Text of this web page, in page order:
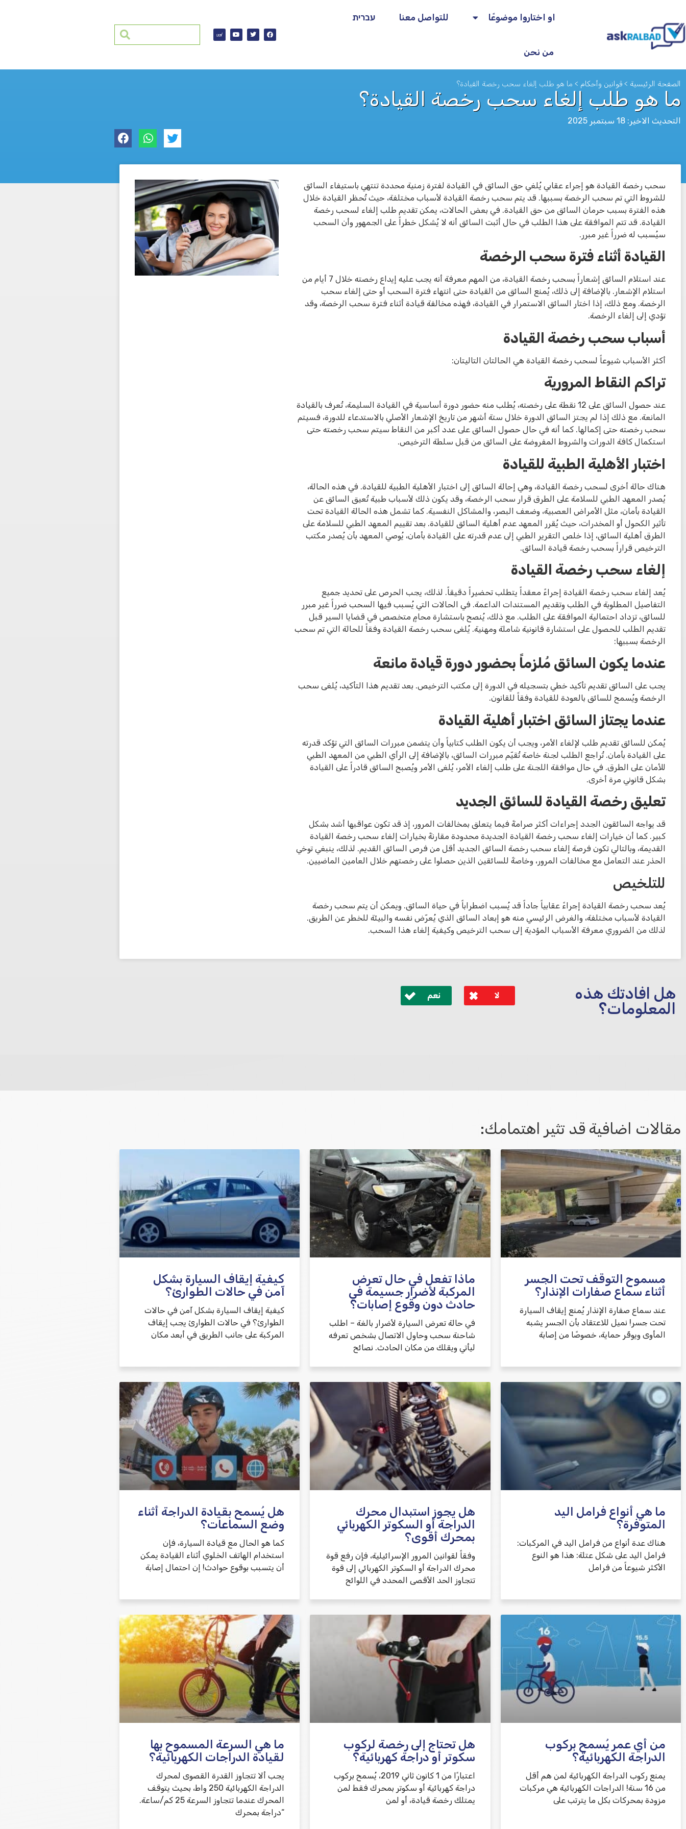
او اختاروا موضوعًا للتواصل معنا עברית
من نحن
الصفحة الرئيسية > قوانين وأحكام > ما هو طلب إلغاء سحب رخصة القيادة؟
ما هو طلب إلغاء سحب رخصة القيادة؟
التحديث الاخير: 18 سبتمبر 2025
לא
سحب رخصة القيادة هو إجراء عقابي يُلغي حق السائق في القيادة لفترة زمنية محددة تنتهي باستيفاء السائق
للشروط التي تم سحب الرخصة بسببها. قد يتم سحب رخصة القيادة لأسباب مختلفة، حيث تُحظر القيادة خلال
هذه الفترة بسبب حرمان السائق من حق القيادة. في بعض الحالات، يمكن تقديم طلب إلغاء لسحب رخصة
القيادة. قد تتم الموافقة على هذا الطلب في حال أثبت السائق أنه لا يُشكل خطراً على الجمهور وأن السحب
سيُسبب له ضرراً غير مبرر.
القيادة أثناء فترة سحب الرخصة
عند استلام السائق إشعاراً بسحب رخصة القيادة، من المهم معرفة أنه يجب عليه إيداع رخصته خلال 7 أيام من
استلام الإشعار. بالإضافة إلى ذلك، يُمنع السائق من القيادة حتى انتهاء فترة السحب أو حتى إلغاء سحب
الرخصة. ومع ذلك، إذا اختار السائق الاستمرار في القيادة، فهذه مخالفة قيادة أثناء فترة سحب الرخصة، وقد
تؤدي إلى إلغاء الرخصة.
أسباب سحب رخصة القيادة
أكثر الأسباب شيوعاً لسحب رخصة القيادة هي الحالتان التاليتان:
تراكم النقاط المرورية
عند حصول السائق على 12 نقطة على رخصته، يُطلب منه حضور دورة أساسية في القيادة السليمة، تُعرف بالقيادة
المانعة. مع ذلك إذا لم يجتز السائق الدورة خلال ستة أشهر من تاريخ الإشعار الأصلي بالاستدعاء للدورة، فسيتم
سحب رخصته حتى إكمالها. كما أنه في حال حصول السائق على عدد أكبر من النقاط سيتم سحب رخصته حتى
استكمال كافة الدورات والشروط المفروضة على السائق من قبل سلطة الترخيص.
اختبار الأهلية الطبية للقيادة
هناك حالة أخرى لسحب رخصة القيادة، وهي إحالة السائق إلى اختبار الأهلية الطبية للقيادة. في هذه الحالة،
يُصدر المعهد الطبي للسلامة على الطرق قرار سحب الرخصة، وقد يكون ذلك لأسباب طبية تُعيق السائق عن
القيادة بأمان، مثل الأمراض العصبية، وضعف البصر، والمشاكل النفسية. كما تشمل هذه الحالة القيادة تحت
تأثير الكحول أو المخدرات، حيث يُقرر المعهد عدم أهلية السائق للقيادة. بعد تقييم المعهد الطبي للسلامة على
الطرق أهلية السائق، إذا خلص التقرير الطبي إلى عدم قدرته على القيادة بأمان، يُوصي المعهد بأن يُصدر مكتب
الترخيص قراراً بسحب رخصة قيادة السائق.
إلغاء سحب رخصة القيادة
يُعد إلغاء سحب رخصة القيادة إجراءً معقداً يتطلب تحضيراً دقيقاً. لذلك، يجب الحرص على تحديد جميع
التفاصيل المطلوبة في الطلب وتقديم المستندات الداعمة. في الحالات التي يُسبب فيها السحب ضرراً غير مبرر
للسائق، تزداد احتمالية الموافقة على الطلب. مع ذلك، يُنصح باستشارة محامٍ متخصص في قضايا السير قبل
تقديم الطلب للحصول على استشارة قانونية شاملة ومهنية. يُلغى سحب رخصة القيادة وفقاً للحالة التي تم سحب
الرخصة بسببها:
عندما يكون السائق مُلزماً بحضور دورة قيادة مانعة
يجب على السائق تقديم تأكيد خطي بتسجيله في الدورة إلى مكتب الترخيص. بعد تقديم هذا التأكيد، يُلغى سحب
الرخصة ويُسمح للسائق بالعودة للقيادة وفقاً للقانون.
عندما يجتاز السائق اختبار أهلية القيادة
يُمكن للسائق تقديم طلب لإلغاء الأمر، ويجب أن يكون الطلب كتابياً وأن يتضمن مبررات السائق التي تؤكد قدرته
على القيادة بأمان. تُراجع الطلب لجنة خاصة تُقيّم مبررات السائق، بالإضافة إلى الرأي الطبي من المعهد الطبي
للأمان على الطرق. في حال موافقة اللجنة على طلب إلغاء الأمر، يُلغى الأمر ويُصبح السائق قادراً على القيادة
بشكل قانوني مرة أخرى.
تعليق رخصة القيادة للسائق الجديد
قد يواجه السائقون الجدد إجراءات أكثر صرامةً فيما يتعلق بمخالفات المرور، إذ قد تكون عواقبها أشد بشكل
كبير. كما أن خيارات إلغاء سحب رخصة القيادة الجديدة محدودة مقارنةً بخيارات إلغاء سحب رخصة القيادة
القديمة، وبالتالي تكون فرصة إلغاء سحب رخصة السائق الجديد أقل من فرص السائق القديم. لذلك، ينبغي توخي
الحذر عند التعامل مع مخالفات المرور، وخاصةً للسائقين الذين حصلوا على رخصتهم خلال العامين الماضيين.
للتلخيص
يُعد سحب رخصة القيادة إجراءً عقابياً جاداً قد يُسبب اضطراباً في حياة السائق. ويمكن أن يتم سحب رخصة
القيادة لأسباب مختلفة، والغرض الرئيسي منه هو إبعاد السائق الذي يُعرّض نفسه والبيئة للخطر عن الطريق.
لذلك من الضروري معرفة الأسباب المؤدية إلى سحب الترخيص وكيفية إلغاء هذا السحب.
هل افادتك هذه
المعلومات؟
لا نعم
אני מאשר/ת קבלת דיוור במייל ושימוש בפרטים
בהתאםלמדיניות הפרטיות
שלח משוב
مقالات اضافية قد تثير اهتمامك:
مسموح التوقف تحت الجسر
أثناء سماع صفارات الإنذار؟
عند سماع صفارة الإنذار يُمنع إيقاف السيارة
تحت جسر! نميل للاعتقاد بأن الجسر يشبه
المأوى ويوفّر حماية، خصوصًا من إصابة
ماذا تفعل في حال تعرض
المركبة لأضرار جسيمة في
حادث دون وقوع إصابات؟
في حالة تعرض السيارة لأضرار بالغة – اطلب
شاحنة سحب وحاول الاتصال بشخص تعرفه
ليأتي ويقلك من مكان الحادث. نصائح
كيفية إيقاف السيارة بشكل
آمن في حالات الطوارئ؟
كيفية إيقاف السيارة بشكل آمن في حالات
الطوارئ؟ في حالات الطوارئ يجب إيقاف
المركبة على جانب الطريق في أبعد مكان
ما هي أنواع فرامل اليد
المتوفرة؟
هناك عدة أنواع من فرامل اليد في المركبات:
فرامل اليد على شكل عتلة: هذا هو النوع
الأكثر شيوعاً من فرامل
هل يجوز استبدال محرك
الدراجة أو السكوتر الكهربائي
بمحرك أقوى؟
وفقاً لقوانين المرور الإسرائيلية، فإن رفع قوة
محرك الدراجة أو السكوتر الكهربائي إلى قوة
تتجاوز الحد الأقصى المحدد في اللوائح
هل يُسمح بقيادة الدراجة أثناء
وضع السماعات؟
كما هو الحال مع قيادة السيارة، فإن
استخدام الهاتف الخلوي أثناء القيادة يمكن
أن يتسبب بوقوع حوادث! إن احتمال إصابة
من أي عمر يُسمح بركوب
الدراجة الكهربائية؟
يمنع ركوب الدراجة الكهربائية لمن هم أقل
من 16 سنة! الدراجات الكهربائية هي مركبات
مزودة بمحركات بكل ما يترتب على
هل تحتاج إلى رخصة لركوب
سكوتر أو دراجة كهربائية؟
اعتبارًا من 1 كانون ثاني 2019، يُسمح بركوب
دراجة كهربائية أو سكوتر بمحرك فقط لمن
يمتلك رخصة قيادة، أو لمن
ما هي السرعة المسموح بها
لقيادة الدراجات الكهربائية؟
يجب ألا تتجاوز القدرة القصوى لمحرك
الدراجة الكهربائية 250 واط، بحيث يتوقف
المحرك عندما تتجاوز السرعة 25 كم/ساعة.
“دراجة بمحرك